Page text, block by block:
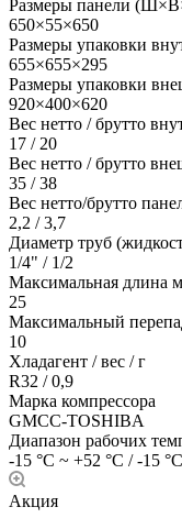
Размеры панели
650×55×650
Размеры упаковки
655×655×295
Размеры упаковки
920×400×620
Вес нетто / брутто
17 / 20
Вес нетто / брутто
35 / 38
Вес нетто/брутто
2,2 / 3,7
Диаметр труб
1/4" / 1/2
Максимальная длина
25
Максимальный
10
Хладагент / вес / г
R32 / 0,9
Марка компрессора
GMCC-TOSHIBA
Диапазон рабочих
-15 °C ~ +52 °C / -15
Акция